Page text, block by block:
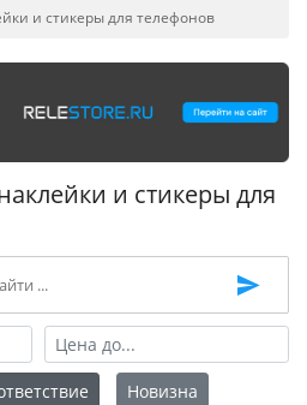
и стикеры для телефонов
и стикеры для
Новизна